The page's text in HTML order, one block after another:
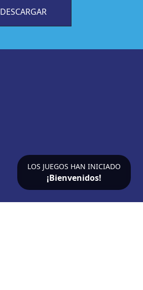
DESCARGAR
LOS JUEGOS HAN INICIADO
¡Bienvenidos!